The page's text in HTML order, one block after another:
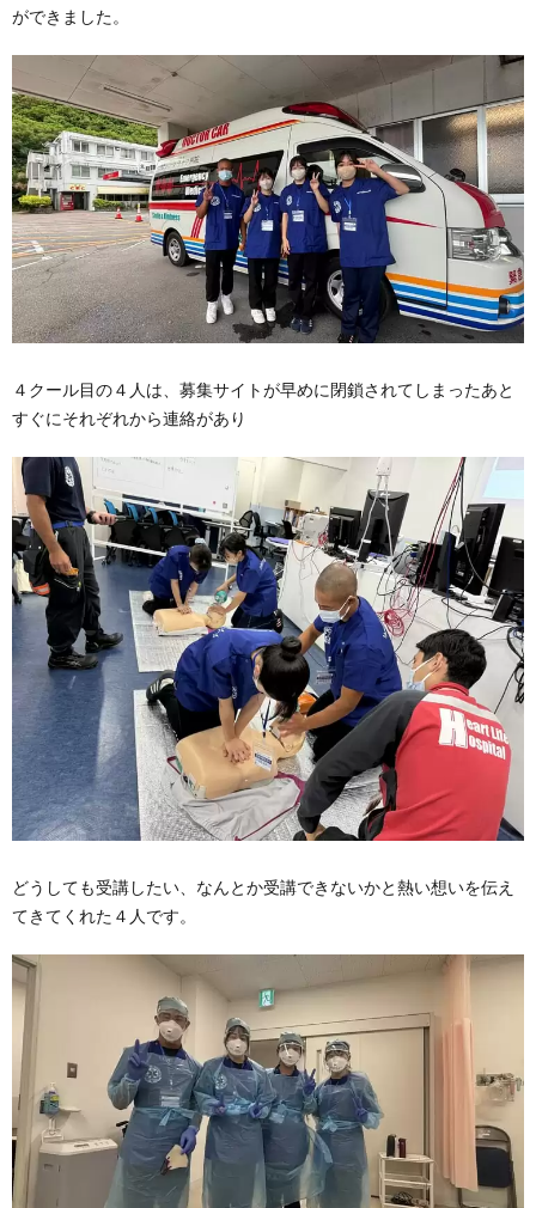
ができました。
４クール目の４人は、募集サイトが早めに閉鎖されてしまったあと
すぐにそれぞれから連絡があり
どうしても受講したい、なんとか受講できないかと熱い想いを伝え
てきてくれた４人です。